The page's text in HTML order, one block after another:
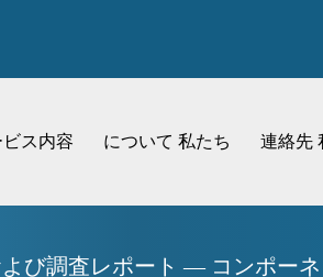
ス内容 について 私たち 連絡先
び調査レポート — コンポー